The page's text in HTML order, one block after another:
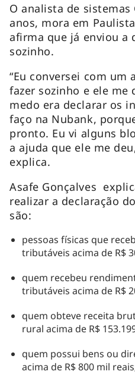
O analista de sistemas
anos, mora em
afirma que já enviou a
sozinho.
“Eu conversei com um
fazer sozinho e ele me
medo era declarar os
faço na Nubank,
pronto. Eu vi alguns
a ajuda que ele me
explica.
Asafe Gonçalves
realizar a declaração
são:
pessoas físicas que
tributáveis acima de R$
quem recebeu
tributáveis acima de R$
quem obteve receita
rural acima de R$
quem possui bens ou
acima de R$ 800 mil